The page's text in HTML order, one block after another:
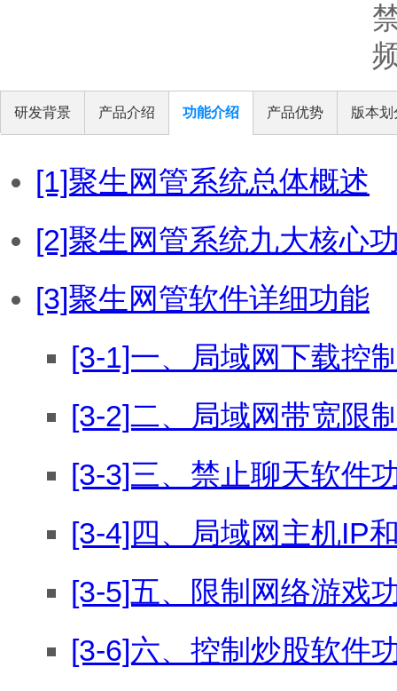
研发背景 产品介绍 功能介绍 产品优势 版本划
[1]聚生网管系统总体概述
[2]聚生网管系统九大核心
[3]聚生网管软件详细功能
[3-1]一、局域网下载控
[3-2]二、局域网带宽限
[3-3]三、禁止聊天软件
[3-4]四、局域网主机IP
[3-5]五、限制网络游戏
[3-6]六、控制炒股软件